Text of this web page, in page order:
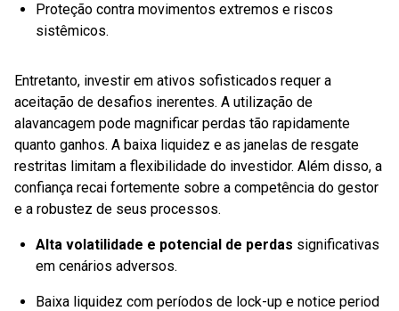
Proteção contra movimentos extremos e riscos
sistêmicos.
Entretanto, investir em ativos sofisticados requer a
aceitação de desafios inerentes. A utilização de
alavancagem pode magnificar perdas tão rapidamente
quanto ganhos. A baixa liquidez e as janelas de resgate
restritas limitam a flexibilidade do investidor. Além disso, a
confiança recai fortemente sobre a competência do gestor
e a robustez de seus processos.
Alta volatilidade e potencial de perdas significativas
em cenários adversos.
Baixa liquidez com períodos de lock-up e notice period